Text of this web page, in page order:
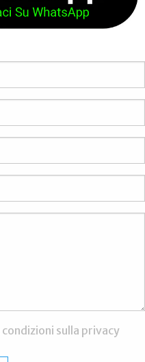
condizioni sulla privacy